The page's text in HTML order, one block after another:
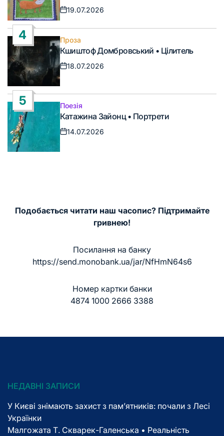
Дата
19.07.2026
4
Опублікувати
у
Проза
Кшиштоф Домбровський • Цілитель
Дата
запису
18.07.2026
5
Опублікувати
у
Поезія
Катажина Зайонц • Портрети
Дата
14.07.2026
Подобається читати наш часопис? Підтримайте
гривнею!
Посилання на банку
https://send.monobank.ua/jar/NfHmN64s6
Номер картки банки
4874 1000 2666 3388
НЕДАВНІ ЗАПИСИ
У Києві знімають захист з пам’ятників: почали з Лесі
Українки
Малгожата Т. Скварек-Галенська • Реальність